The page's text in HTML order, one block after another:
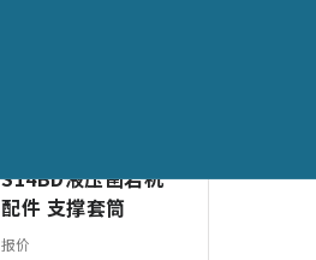
S14BD液压凿岩机
配件 支撑套筒
报价